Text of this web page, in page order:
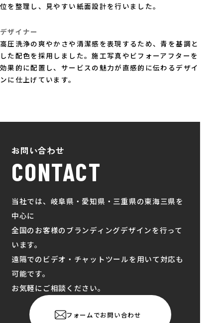
位を整理し、見やすい紙面設計を行いました。
デザイナー
高圧洗浄の爽やかさや清潔感を表現するため、青を基調と
した配色を採用しました。施工写真やビフォーアフターを
効果的に配置し、サービスの魅力が直感的に伝わるデザイ
ンに仕上げています。
お問い合わせ
CONTACT
当社では、岐阜県・愛知県・三重県の東海三県を
中心に
全国のお客様のブランディングデザインを行って
います。
遠隔でのビデオ・チャットツールを用いて対応も
可能です。
お気軽にご相談ください。
フォームでお問い合わせ